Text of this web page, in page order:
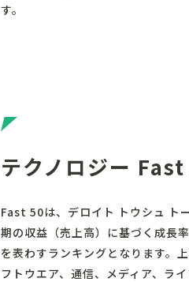
す。
テクノロジー
Fast 50は、デロイト トウシュ ト
期の収益（売上高）に基づく成長
を表わすランキングとなります。
フトウエア、通信、メディア、ラ